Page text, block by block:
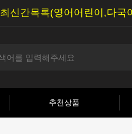
최신간목록(영어어린이,다국
추천상품